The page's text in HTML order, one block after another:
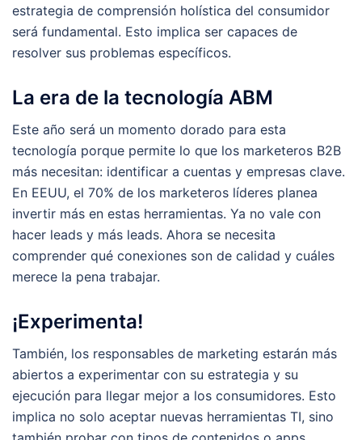
estrategia de comprensión holística del consumidor
será fundamental. Esto implica ser capaces de
resolver sus problemas específicos.
La era de la tecnología ABM
Este año será un momento dorado para esta
tecnología porque permite lo que los marketeros B2B
más necesitan: identificar a cuentas y empresas clave.
En EEUU, el 70% de los marketeros líderes planea
invertir más en estas herramientas. Ya no vale con
hacer leads y más leads. Ahora se necesita
comprender qué conexiones son de calidad y cuáles
merece la pena trabajar.
¡Experimenta!
También, los responsables de marketing estarán más
abiertos a experimentar con su estrategia y su
ejecución para llegar mejor a los consumidores. Esto
implica no solo aceptar nuevas herramientas TI, sino